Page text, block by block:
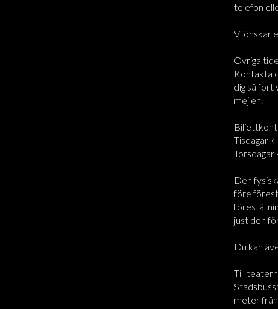
telefon
Vi önskar
Övriga
Kontakta
dig så fort
mejlen.
Tisdagar
Torsdagar
Den
före
just den
Du kan
Till
meter från